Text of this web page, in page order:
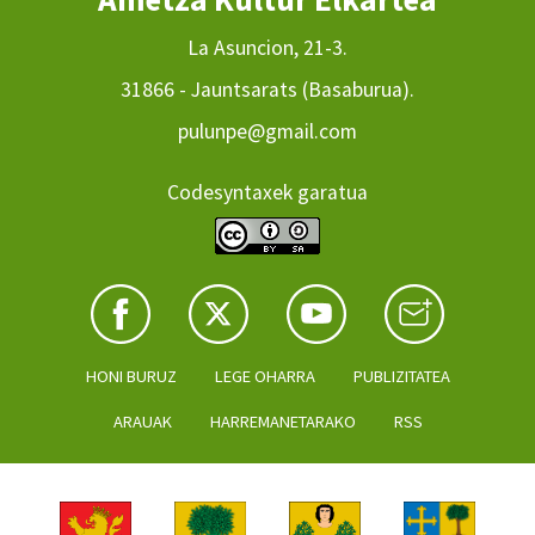
La Asuncion, 21-3.
31866 - Jauntsarats (Basaburua).
pulunpe@gmail.com
Codesyntaxek garatua
HONI BURUZ LEGE OHARRA PUBLIZITATEA
ARAUAK HARREMANETARAKO RSS